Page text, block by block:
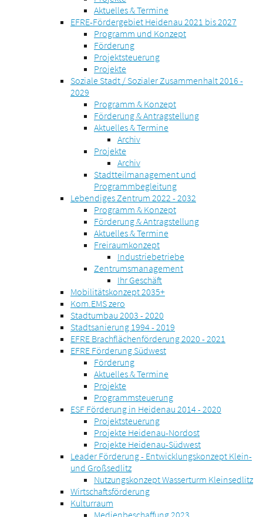
Aktuelles & Termine
EFRE-Fördergebiet Heidenau 2021 bis 2027
Programm und Konzept
Förderung
Projektsteuerung
Projekte
Soziale Stadt / Sozialer Zusammenhalt 2016 -
2029
Programm & Konzept
Förderung & Antragstellung
Aktuelles & Termine
Archiv
Projekte
Archiv
Stadtteilmanagement und
Programmbegleitung
Lebendiges Zentrum 2022 - 2032
Programm & Konzept
Förderung & Antragstellung
Aktuelles & Termine
Freiraumkonzept
Industriebetriebe
Zentrumsmanagement
Ihr Geschäft
Mobilitätskonzept 2035+
Kom.EMS zero
Stadtumbau 2003 - 2020
Stadtsanierung 1994 - 2019
EFRE Brachflächenförderung 2020 - 2021
EFRE Förderung Südwest
Förderung
Aktuelles & Termine
Projekte
Programmsteuerung
ESF Förderung in Heidenau 2014 - 2020
Projektsteuerung
Projekte Heidenau-Nordost
Projekte Heidenau-Südwest
Leader Förderung - Entwicklungskonzept Klein-
und Großsedlitz
Nutzungskonzept Wasserturm Kleinsedlitz
Wirtschaftsförderung
Kulturraum